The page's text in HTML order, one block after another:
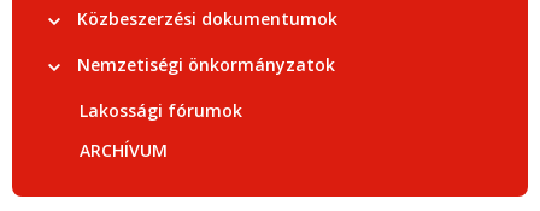
Közbeszerzési dokumentumok
Nemzetiségi önkormányzatok
Lakossági fórumok
ARCHÍVUM